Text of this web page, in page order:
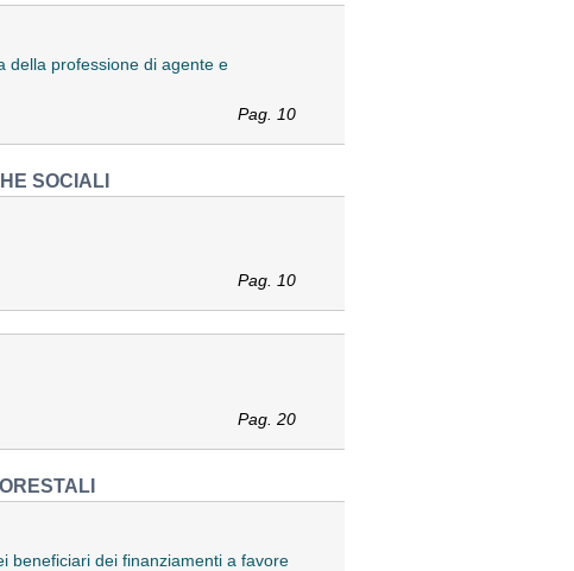
della professione di agente e
Pag. 10
SOCIALI
Pag. 10
Pag. 20
beneficiari dei finanziamenti a favore